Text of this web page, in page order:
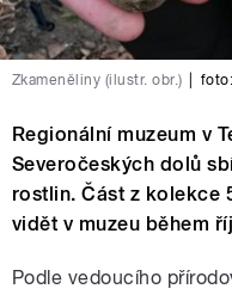
Zkameněliny (ilustr. obr.) foto:
Regionální muzeum v
Severočeských dolů
rostlin. Část z kolekce
vidět v muzeu během
Podle vedoucího